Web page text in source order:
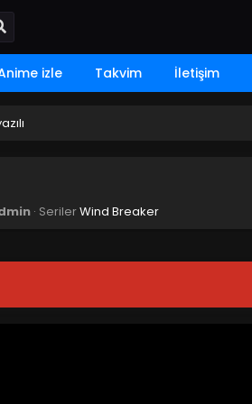
izle Takvim İletişim
· SerilerWind Breaker